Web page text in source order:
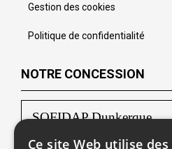
Gestion des cookies
Politique de confidentialité
NOTRE CONCESSION
SOFIDAP Dunkerque
Ce site Web utilise des